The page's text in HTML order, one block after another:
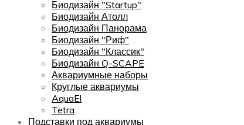
Биодизайн "Startup"
Биодизайн Атолл
Биодизайн Панорама
Биодизайн "Риф"
Биодизайн "Классик"
Биодизайн Q-SCAPE
Аквариумные наборы
Круглые аквариумы
AquaEl
Tetra
Подставки под аквариумы